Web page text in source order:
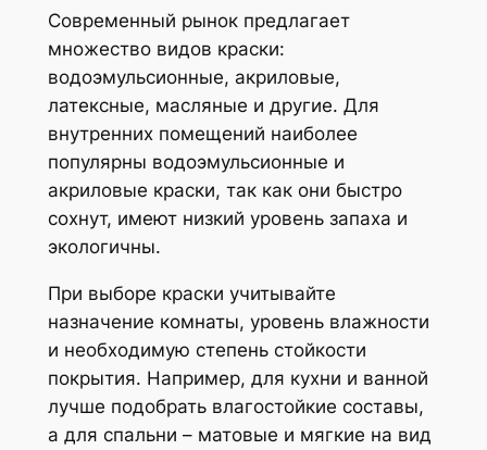
Современный рынок предлагает
множество видов краски:
водоэмульсионные, акриловые,
латексные, масляные и другие. Для
внутренних помещений наиболее
популярны водоэмульсионные и
акриловые краски, так как они быстро
сохнут, имеют низкий уровень запаха и
экологичны.
При выборе краски учитывайте
назначение комнаты, уровень влажности
и необходимую степень стойкости
покрытия. Например, для кухни и ванной
лучше подобрать влагостойкие составы,
а для спальни – матовые и мягкие на вид